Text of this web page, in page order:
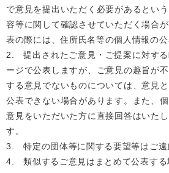
で意見を提出いただく必要があるとい
容等に関して確認させていただく場合
表の際には、住所氏名等の個人情報の公
2. 提出されたご意見・ご提案に対す
ージで公表しますが、ご意見の趣旨が
する意見でないものについては、意見
公表できない場合があります。また、
意見をいただいた方に直接回答はいた
す。
3. 特定の団体等に関する要望等はご遠
4. 類似するご意見はまとめて公表する